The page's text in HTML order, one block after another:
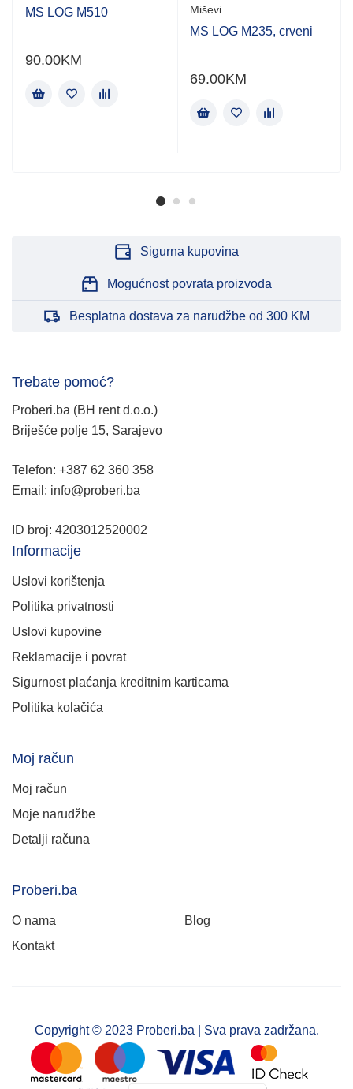
MS LOG M510
90.00KM
Miševi
MS LOG M235, crveni
69.00KM
Sigurna kupovina
Mogućnost povrata proizvoda
Besplatna dostava za narudžbe od 300 KM
Trebate pomoć?
Proberi.ba (BH rent d.o.o.)
Briješće polje 15, Sarajevo
Telefon: +387 62 360 358
Email: info@proberi.ba
ID broj: 4203012520002
Informacije
Uslovi korištenja
Politika privatnosti
Uslovi kupovine
Reklamacije i povrat
Sigurnost plaćanja kreditnim karticama
Politika kolačića
Moj račun
Moj račun
Moje narudžbe
Detalji računa
Proberi.ba
O nama
Blog
Kontakt
Copyright © 2023 Proberi.ba | Sva prava zadržana.